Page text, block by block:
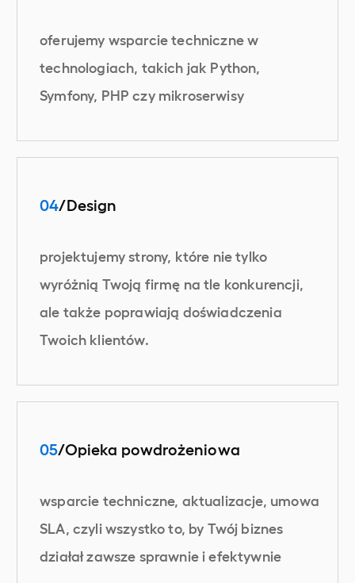
oferujemy wsparcie techniczne w
technologiach, takich jak Python,
Symfony, PHP czy mikroserwisy
04/Design
projektujemy strony, które nie tylko
wyróżnią Twoją firmę na tle konkurencji,
ale także poprawiają doświadczenia
Twoich klientów.
05/Opieka powdrożeniowa
wsparcie techniczne, aktualizacje, umowa
SLA, czyli wszystko to, by Twój biznes
działał zawsze sprawnie i efektywnie